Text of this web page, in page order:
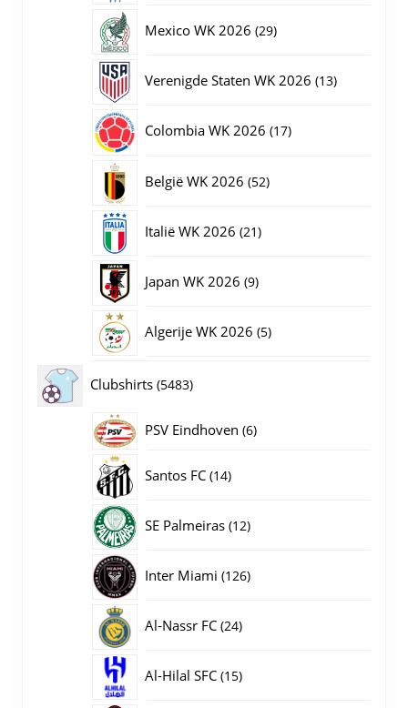
Mexico WK 2026 2929
Verenigde Staten WK 2026 1313
Colombia WK 2026 1717
België WK 2026 5252
Italië WK 2026 2121
Japan WK 2026 99
Algerije WK 2026 55
Clubshirts 54835483
producten
PSV Eindhoven 66
Santos FC 1414
SE Palmeiras 1212
Inter Miami 126126
Al-Nassr FC 2424
Al-Hilal SFC 1515